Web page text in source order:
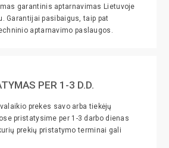
garantinis aptarnavimas Lietuvoje
Garantijai pasibaigus, taip pat
aptarnavimo paslaugos.
PER 1-3 D.D.
prekes savo arba tiekėjų
pristatysime per 1-3 darbo dienas
prekių pristatymo terminai gali